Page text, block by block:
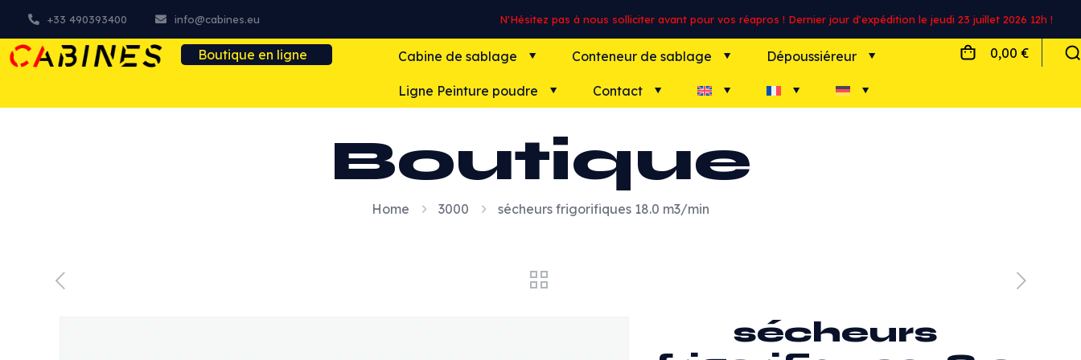
+33 490393400 info@cabines.eu N'Hésitez pas à nous solliciter avant pour vos réapros ! Dernier jour d'expédition le jeudi 23 juillet 2026 12h !
Boutique en ligne Cabine de sablage Conteneur de sablage Dépoussiéreur
Ligne Peinture poudre Contact
0,00 €
Boutique
Home 3000 sécheurs frigorifiques 18.0 m3/min
sécheurs